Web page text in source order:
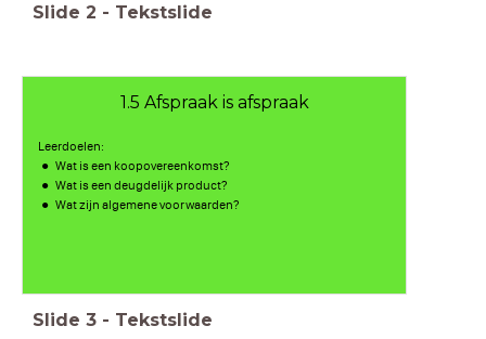
Slide 2 - Tekstslide
1.5 Afspraak is afspraak
Leerdoelen:
Wat is een koopovereenkomst?
Wat is een deugdelijk product?
Wat zijn algemene voorwaarden?
Slide 3 - Tekstslide